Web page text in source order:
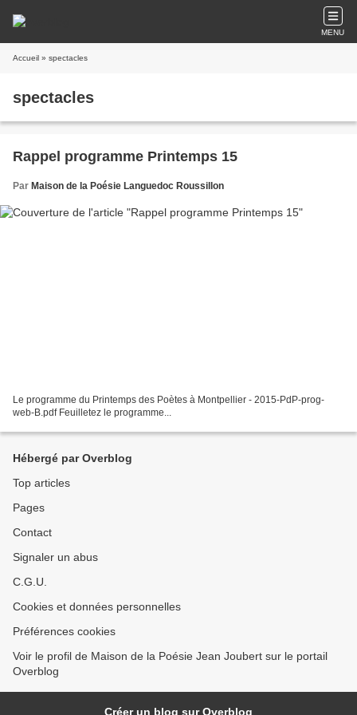
MENU
Accueil » spectacles
spectacles
Rappel programme Printemps 15
Par Maison de la Poésie Languedoc Roussillon
Le programme du Printemps des Poètes à Montpellier - 2015-PdP-prog-
web-B.pdf Feuilletez le programme...
Hébergé par Overblog
Top articles
Pages
Contact
Signaler un abus
C.G.U.
Cookies et données personnelles
Préférences cookies
Voir le profil de Maison de la Poésie Jean Joubert sur le portail
Overblog
Créer un blog sur Overblog